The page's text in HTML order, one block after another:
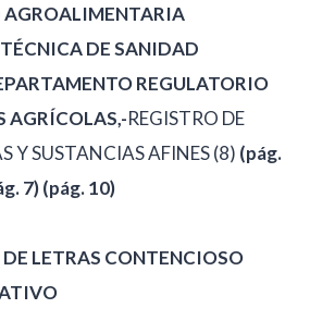
DE SANIDAD
REGULATORIO
AGRÍCOLAS,-REGISTRO DE
Y SUSTANCIAS AFINES (8) (pág.
7)(pág. 10)
LETRAS CONTENCIOSO